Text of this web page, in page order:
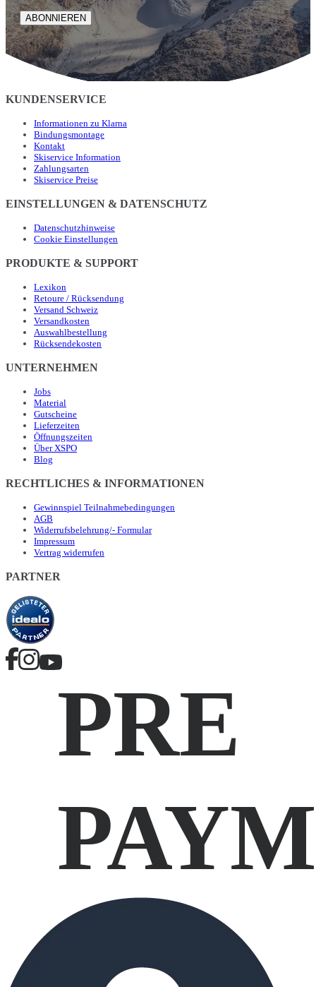
ABONNIEREN
KUNDENSERVICE
Informationen zu Klarna
Bindungsmontage
Kontakt
Skiservice Information
Zahlungsarten
Skiservice Preise
EINSTELLUNGEN & DATENSCHUTZ
Datenschutzhinweise
Cookie Einstellungen
PRODUKTE & SUPPORT
Lexikon
Retoure / Rücksendung
Versand Schweiz
Versandkosten
Auswahlbestellung
Rücksendekosten
UNTERNEHMEN
Jobs
Material
Gutscheine
Lieferzeiten
Öffnungszeiten
Über XSPO
Blog
RECHTLICHES & INFORMATIONEN
Gewinnspiel Teilnahmebedingungen
AGB
Widerrufsbelehrung/- Formular
Impressum
Vertrag widerrufen
PARTNER